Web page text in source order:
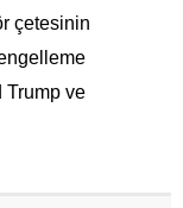
çetesinin
Trump ve